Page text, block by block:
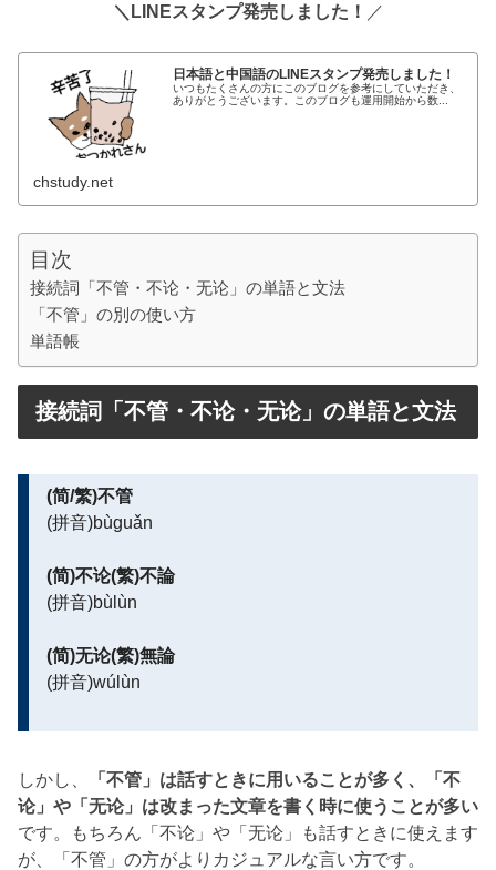
＼LINEスタンプ発売しました！ ／
日本語と中国語のLINEスタンプ発売しました！
いつもたくさんの方にこのブログを参考にしていただき、
ありがとうございます。このブログも運用開始から数...
chstudy.net
目次
接続詞「不管・不论・无论」の単語と文法
「不管」の別の使い方
単語帳
接続詞「不管・不论・无论」の単語と文法
(简/繁)不管
(拼音)bùguǎn
(简)不论(繁)不論
(拼音)bùlùn
(简)无论(繁)無論
(拼音)wúlùn
しかし、
「不管」は話すときに用いることが多く、「不
论」や「无论」は改まった文章を書く時に使うことが多い
です。もちろん「不论」や「无论」も話すときに使えます
が、「不管」の方がよりカジュアルな言い方です。